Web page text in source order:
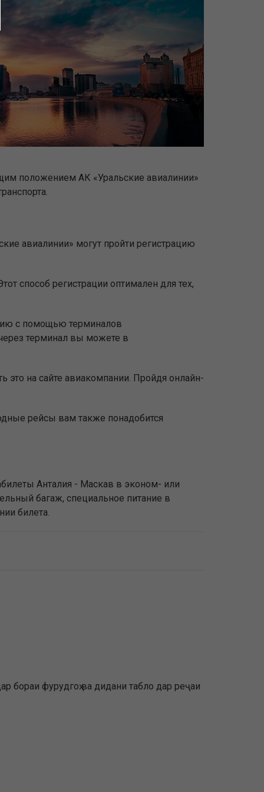
положением АК «Уральские авиалинии»
авиалинии» могут пройти регистрацию
способ регистрации оптимален для тех,
с помощью терминалов
терминал вы можете в
это на сайте авиакомпании. Пройдя онлайн-
рейсы вам также понадобится
Анталия - Маскав в эконом- или
багаж, специальное питание в
билета.
бораи фурудгоҳ ва дидани табло дар реҷаи